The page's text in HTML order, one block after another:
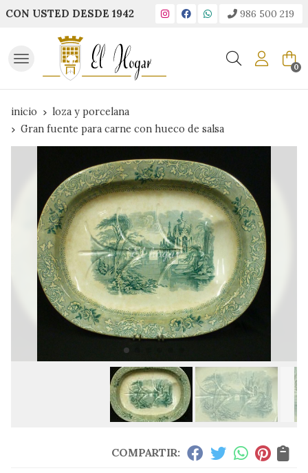
CON USTED DESDE 1942 986 500 219
Buscar 0
inicio
loza y porcelana
Gran fuente para carne con hueco de salsa
COMPARTIR: